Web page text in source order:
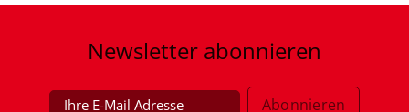
Newsletter abonnieren